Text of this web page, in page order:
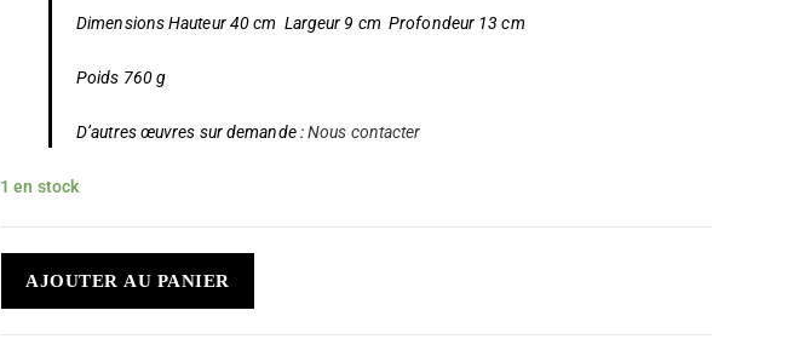
Dimensions Hauteur 40 cm Largeur 9 cm Profondeur 13 cm
Poids 760 g
D’autres œuvres sur demande :Nous contacter
1 en stock
AJOUTER AU PANIER